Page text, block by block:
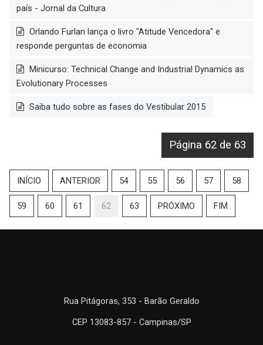
país - Jornal da Cultura
Orlando Furlan lança o livro "Atitude Vencedora" e
responde perguntas de economia
Minicurso: Technical Change and Industrial Dynamics as
Evolutionary Processes
Saiba tudo sobre as fases do Vestibular 2015
Página 62 de 63
INÍCIO ANTERIOR 54 55 56 57 58
59 60 61 62 63 PRÓXIMO FIM
Rua Pitágoras, 353 - Barão Geraldo
CEP 13083-857 - Campinas/SP